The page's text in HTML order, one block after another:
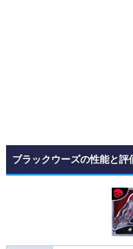
ブラックウーズの性能と評